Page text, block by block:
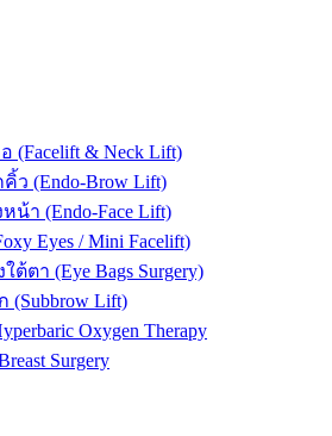
(Facelift & Neck Lift)
ว (Endo-Brow Lift)
น้า (Endo-Face Lift)
Eyes / Mini Facelift)
ต้ตา (Eye Bags Surgery)
(Subbrow Lift)
Oxygen Therapy
Surgery